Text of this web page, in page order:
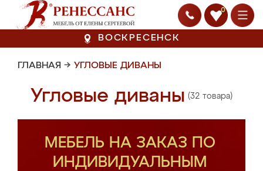
0
ВОСКРЕСЕНСК
ГЛАВНАЯ → УГЛОВЫЕ ДИВАНЫ
Угловые диваны (32 товара)
МЕБЕЛЬ НА ЗАКАЗ ПО
ИНДИВИДУАЛЬНЫМ